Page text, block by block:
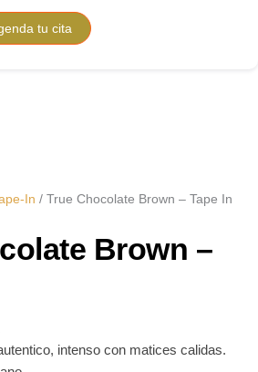
tu cita
In / True Chocolate Brown – Tape In
Brown –
intenso con matices calidas.
Price
range: